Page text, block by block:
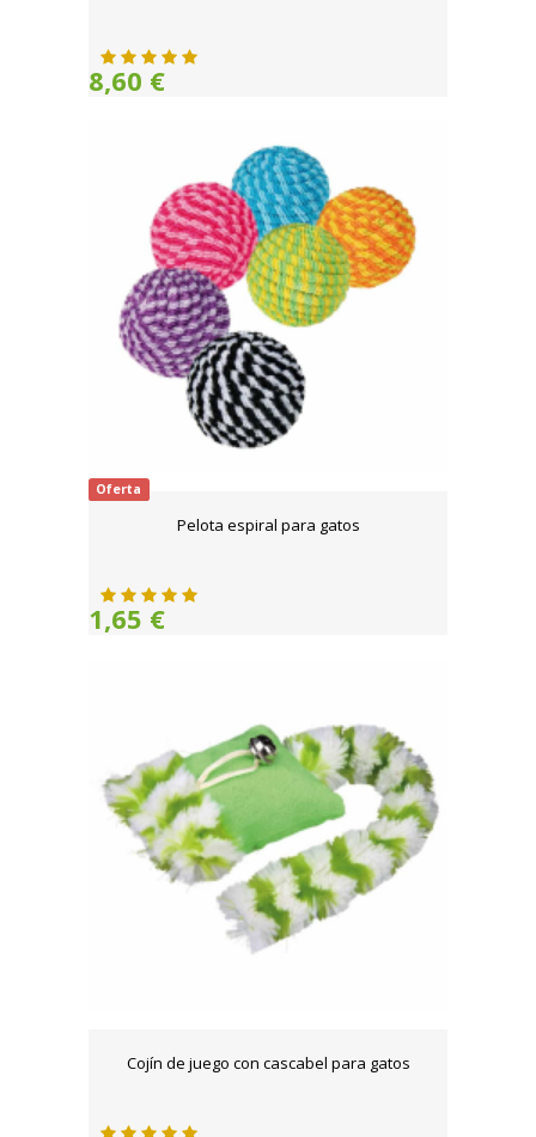
8,60 €
Oferta
Pelota espiral para gatos
1,65 €
Cojín de juego con cascabel para gatos